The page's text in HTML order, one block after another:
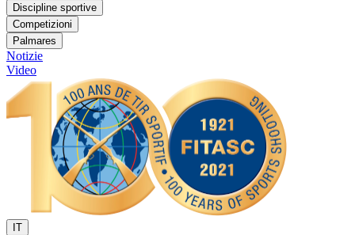
Discipline sportive
Competizioni
Palmares
Notizie
Video
IT